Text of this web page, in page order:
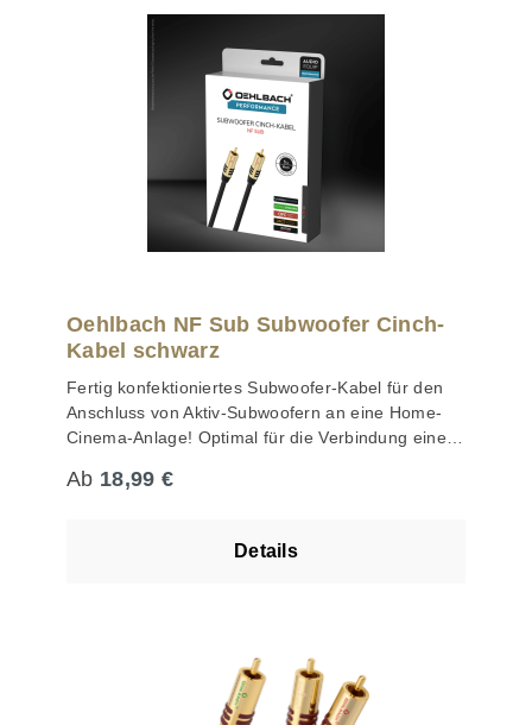
Oehlbach NF Sub Subwoofer Cinch-
Kabel schwarz
Fertig konfektioniertes Subwoofer-Kabel für den
Anschluss von Aktiv-Subwoofern an eine Home-
Cinema-Anlage! Optimal für die Verbindung eines
den großen Querschnitt des Innenleiters und den
geeignet. Zudem garantiert der Innenleiter aus
auftretenden Signalstörungen und sorgt für eine
perfekte Übertragungsqualität. Trotz der hohen
Robustheit des Subwoofer-Kabels ist es enorm
Regulärer Preis:
Ab 18,99 €
Details